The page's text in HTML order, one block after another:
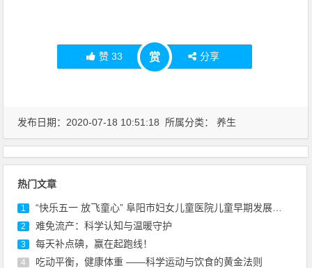
赞 33 赏 分享
发布日期：2020-07-18 10:51:18 所属分类：养生
热门文章
1 “快乐五一 放飞童心” 阜阳市妇女儿童医院儿童早期发展中心亲子开放日活动圆满落幕！
2 难免流产：科学认知与温暖守护
3 每天补点碘，赢在起跑线！
4 吃动平衡，健康体重 ——科学运动与饮食的黄金法则